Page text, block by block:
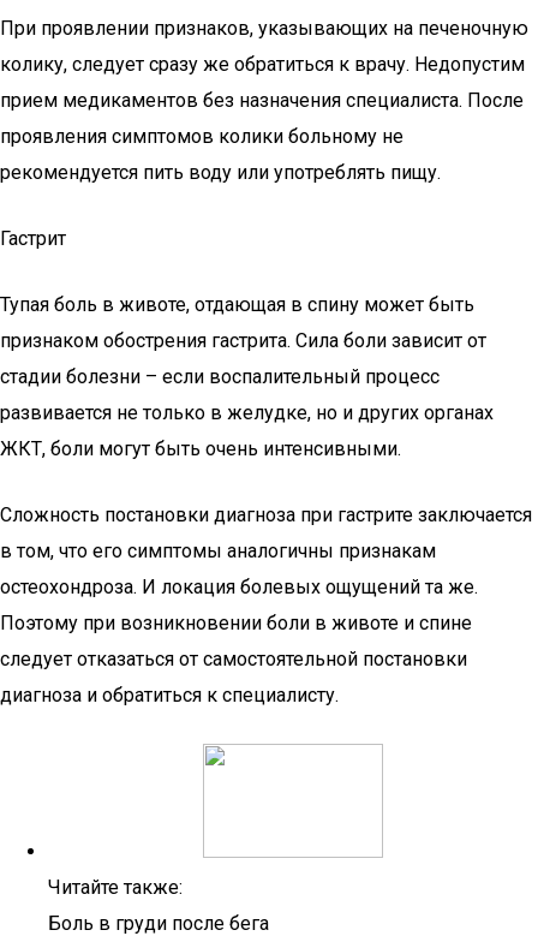
При проявлении признаков, указывающих на печеночную
колику, следует сразу же обратиться к врачу. Недопустим
прием медикаментов без назначения специалиста. После
проявления симптомов колики больному не
рекомендуется пить воду или употреблять пищу.
Гастрит
Тупая боль в животе, отдающая в спину может быть
признаком обострения гастрита. Сила боли зависит от
стадии болезни – если воспалительный процесс
развивается не только в желудке, но и других органах
ЖКТ, боли могут быть очень интенсивными.
Сложность постановки диагноза при гастрите заключается
в том, что его симптомы аналогичны признакам
остеохондроза. И локация болевых ощущений та же.
Поэтому при возникновении боли в животе и спине
следует отказаться от самостоятельной постановки
диагноза и обратиться к специалисту.
Читайте также:
Боль в груди после бега